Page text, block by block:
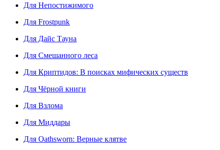
Для Непостижимого
Для Frostpunk
Для Дайс Тауна
Для Смешанного леса
Для Криптидов: В поисках мифических существ
Для Чёрной книги
Для Взлома
Для Миддары
Для Oathsworn: Верные клятве